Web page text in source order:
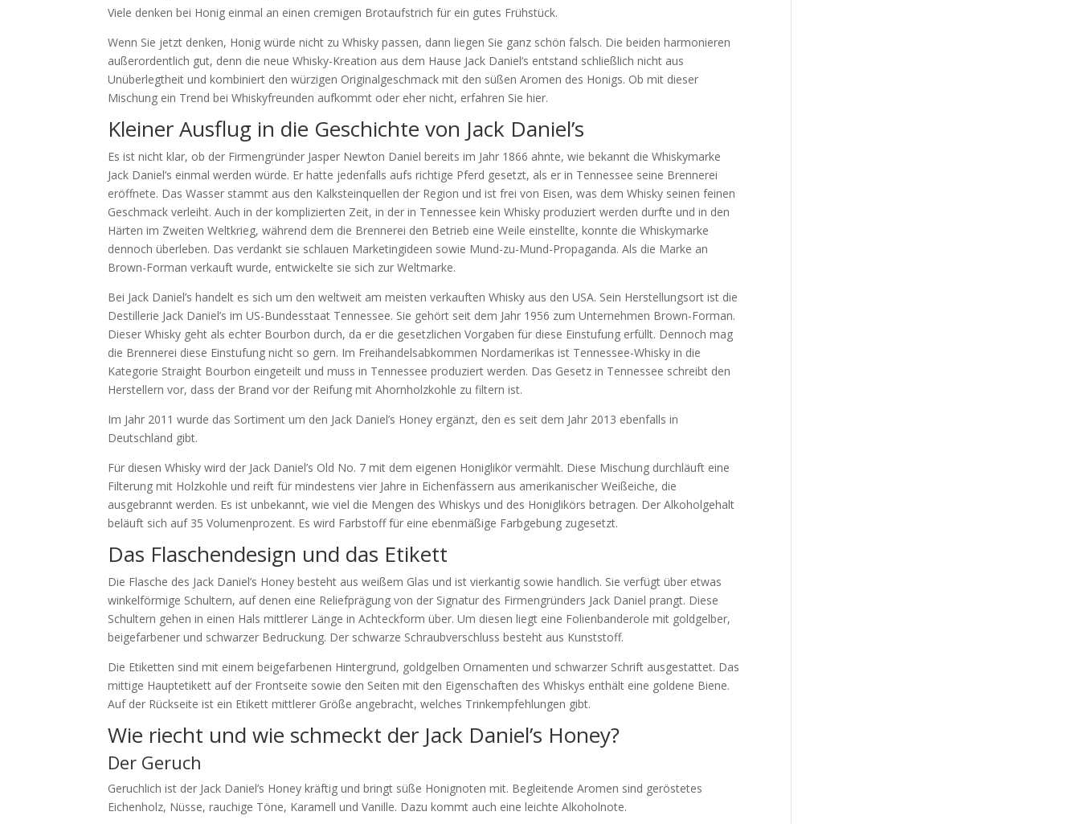
Viele denken bei Honig einmal an einen cremigen Brotaufstrich für ein gutes Frühstück.
Wenn Sie jetzt denken, Honig würde nicht zu Whisky passen, dann liegen Sie ganz schön falsch. Die beiden harmonieren
außerordentlich gut, denn die neue Whisky-Kreation aus dem Hause Jack Daniel’s entstand schließlich nicht aus
Unüberlegtheit und kombiniert den würzigen Originalgeschmack mit den süßen Aromen des Honigs. Ob mit dieser
Mischung ein Trend bei Whiskyfreunden aufkommt oder eher nicht, erfahren Sie hier.
Kleiner Ausflug in die Geschichte von Jack Daniel’s
Es ist nicht klar, ob der Firmengründer Jasper Newton Daniel bereits im Jahr 1866 ahnte, wie bekannt die Whiskymarke
Jack Daniel’s einmal werden würde. Er hatte jedenfalls aufs richtige Pferd gesetzt, als er in Tennessee seine Brennerei
eröffnete. Das Wasser stammt aus den Kalksteinquellen der Region und ist frei von Eisen, was dem Whisky seinen feinen
Geschmack verleiht. Auch in der komplizierten Zeit, in der in Tennessee kein Whisky produziert werden durfte und in den
Härten im Zweiten Weltkrieg, während dem die Brennerei den Betrieb eine Weile einstellte, konnte die Whiskymarke
dennoch überleben. Das verdankt sie schlauen Marketingideen sowie Mund-zu-Mund-Propaganda. Als die Marke an
Brown-Forman verkauft wurde, entwickelte sie sich zur Weltmarke.
Bei Jack Daniel’s handelt es sich um den weltweit am meisten verkauften Whisky aus den USA. Sein Herstellungsort ist die
Destillerie Jack Daniel’s im US-Bundesstaat Tennessee. Sie gehört seit dem Jahr 1956 zum Unternehmen Brown-Forman.
Dieser Whisky geht als echter Bourbon durch, da er die gesetzlichen Vorgaben für diese Einstufung erfüllt. Dennoch mag
die Brennerei diese Einstufung nicht so gern. Im Freihandelsabkommen Nordamerikas ist Tennessee-Whisky in die
Kategorie Straight Bourbon eingeteilt und muss in Tennessee produziert werden. Das Gesetz in Tennessee schreibt den
Herstellern vor, dass der Brand vor der Reifung mit Ahornholzkohle zu filtern ist.
Im Jahr 2011 wurde das Sortiment um den Jack Daniel’s Honey ergänzt, den es seit dem Jahr 2013 ebenfalls in
Deutschland gibt.
Für diesen Whisky wird der Jack Daniel’s Old No. 7 mit dem eigenen Honiglikör vermählt. Diese Mischung durchläuft eine
Filterung mit Holzkohle und reift für mindestens vier Jahre in Eichenfässern aus amerikanischer Weißeiche, die
ausgebrannt werden. Es ist unbekannt, wie viel die Mengen des Whiskys und des Honiglikörs betragen. Der Alkoholgehalt
beläuft sich auf 35 Volumenprozent. Es wird Farbstoff für eine ebenmäßige Farbgebung zugesetzt.
Das Flaschendesign und das Etikett
Die Flasche des Jack Daniel’s Honey besteht aus weißem Glas und ist vierkantig sowie handlich. Sie verfügt über etwas
winkelförmige Schultern, auf denen eine Reliefprägung von der Signatur des Firmengründers Jack Daniel prangt. Diese
Schultern gehen in einen Hals mittlerer Länge in Achteckform über. Um diesen liegt eine Folienbanderole mit goldgelber,
beigefarbener und schwarzer Bedruckung. Der schwarze Schraubverschluss besteht aus Kunststoff.
Die Etiketten sind mit einem beigefarbenen Hintergrund, goldgelben Ornamenten und schwarzer Schrift ausgestattet. Das
mittige Hauptetikett auf der Frontseite sowie den Seiten mit den Eigenschaften des Whiskys enthält eine goldene Biene.
Auf der Rückseite ist ein Etikett mittlerer Größe angebracht, welches Trinkempfehlungen gibt.
Wie riecht und wie schmeckt der Jack Daniel’s Honey?
Der Geruch
Geruchlich ist der Jack Daniel’s Honey kräftig und bringt süße Honignoten mit. Begleitende Aromen sind geröstetes
Eichenholz, Nüsse, rauchige Töne, Karamell und Vanille. Dazu kommt auch eine leichte Alkoholnote.